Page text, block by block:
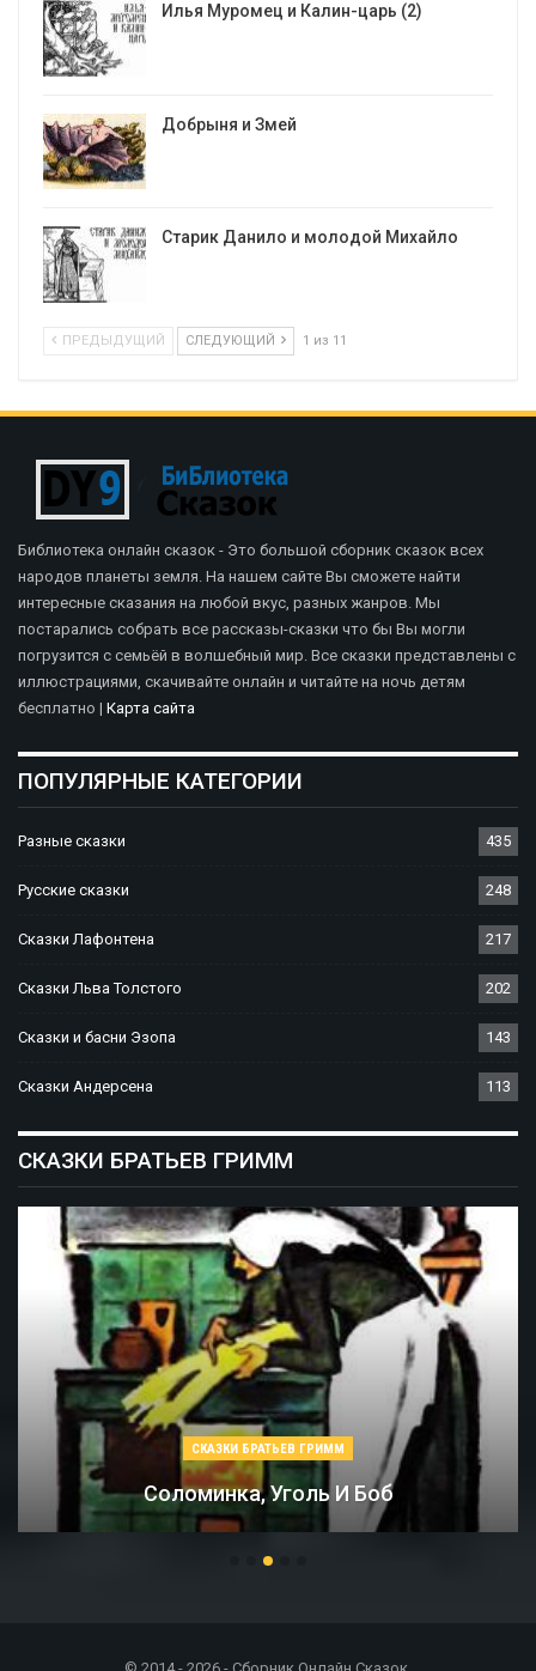
Илья Муромец и Калин-царь (2)
Добрыня и Змей
Старик Данило и молодой Михайло
ПРЕДЫДУЩИЙ СЛЕДУЮЩИЙ 1 из 11
Библиотека онлайн сказок - Это большой сборник сказок всех
народов планеты земля. На нашем сайте Вы сможете найти
интересные сказания на любой вкус, разных жанров. Мы
постарались собрать все рассказы-сказки что бы Вы могли
погрузится с семьёй в волшебный мир. Все сказки представлены с
иллюстрациями, скачивайте онлайн и читайте на ночь детям
бесплатно | Карта сайта
ПОПУЛЯРНЫЕ КАТЕГОРИИ
Разные сказки 435
Русские сказки 248
Сказки Лафонтена 217
Сказки Льва Толстого 202
Сказки и басни Эзопа 143
Сказки Андерсена 113
СКАЗКИ БРАТЬЕВ ГРИММ
СКАЗКИ БРАТЬЕВ ГРИММ
Соломинка, Уголь И Боб